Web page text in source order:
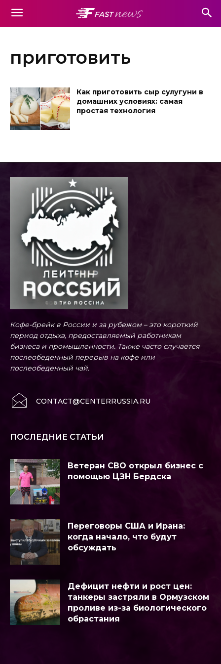
приготовить
Как приготовить сыр сулугуни в
домашних условиях: самая
простая технология
Кофе-брейк в России и за рубежом – это короткий
период отдыха, предоставляемый работникам
бизнеса и промышленности. Также часто случается
послеобеденный перерыв на кофе или
послеобеденный чай.
CONTACT@CENTERRUSSIA.RU
ПОСЛЕДНИЕ СТАТЬИ
Ветеран СВО открыл бизнес с
помощью ЦЗН Бердска
Переговоры США и Ирана:
когда начало, что будут
обсуждать
Дефицит нефти и рост цен:
танкеры застряли в Ормузском
проливе из-за биологического
обрастания